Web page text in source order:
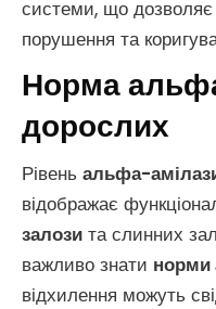
системи, що
порушення та
Норма
дорослих
Рівень альфа-
відображає
залози та слинних
важливо знати норми
відхилення можуть